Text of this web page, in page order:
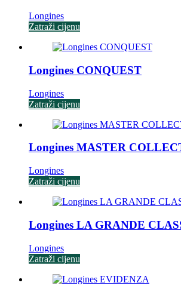
Longines
Zatraži cijenu
Longines CONQUEST
Longines
Zatraži cijenu
Longines MASTER
Longines
Zatraži cijenu
Longines LA GRANDE
Longines
Zatraži cijenu